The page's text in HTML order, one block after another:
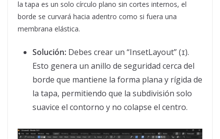
la tapa es un solo círculo plano sin cortes internos, el
borde se curvará hacia adentro como si fuera una
membrana elástica.
Solución: Debes crear un “InsetLayout” (I).
Esto genera un anillo de seguridad cerca del
borde que mantiene la forma plana y rígida de
la tapa, permitiendo que la subdivisión solo
suavice el contorno y no colapse el centro.